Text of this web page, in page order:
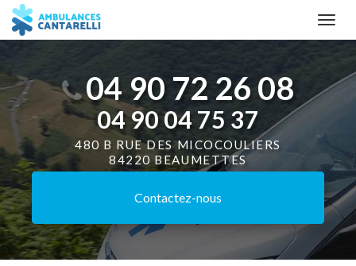
Aller
au
04 90 72 26 08
04 90 04 75 37
480 B RUE DES MICOCOULIERS
84220 BEAUMETTES
Contactez-nous